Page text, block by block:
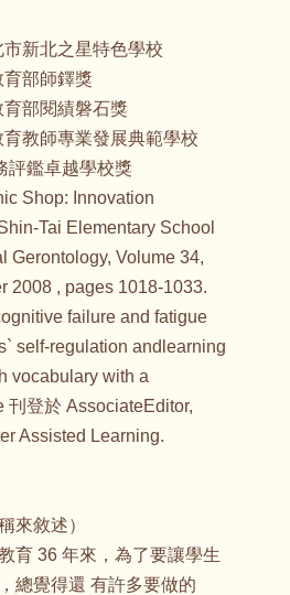
新北之星特色學校
育部師鐸獎
部閱績磐石獎
教師專業發展典範學校
評鑑卓越學校獎
Shop: Innovation
Tai Elementary School
Gerontology, Volume 34,
2008 , pages 1018-1033.
failure and fatigue
self-regulation andlearning
vocabulary with a
刊登於 AssociateEditor,
Assisted Learning.
來敘述）
育 36 年來，為了要讓學生
總覺得還 有許多要做的